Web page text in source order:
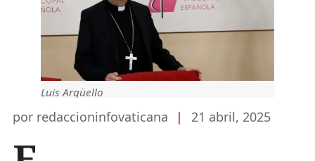
Luis Argüello
por redaccioninfovaticana | 21 abril, 2025